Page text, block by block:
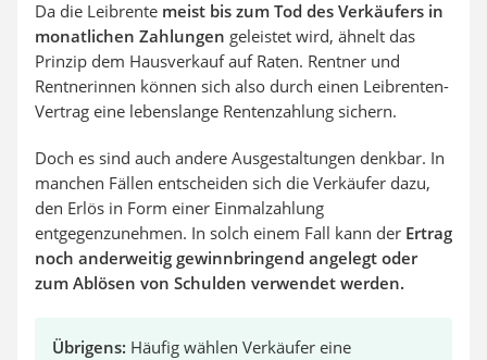
Da die Leibrente meist bis zum Tod des Verkäufers in
monatlichen Zahlungen geleistet wird, ähnelt das
Prinzip dem Hausverkauf auf Raten. Rentner und
Rentnerinnen können sich also durch einen Leibrenten-
Vertrag eine lebenslange Rentenzahlung sichern.
Doch es sind auch andere Ausgestaltungen denkbar. In
manchen Fällen entscheiden sich die Verkäufer dazu,
den Erlös in Form einer Einmalzahlung
entgegenzunehmen. In solch einem Fall kann der Ertrag
noch anderweitig gewinnbringend angelegt oder
zum Ablösen von Schulden verwendet werden.
Übrigens: Häufig wählen Verkäufer eine